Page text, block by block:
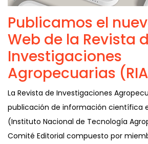
Publicamos el
Web de la Revista
Investigaciones
Agropecuarias
La Revista de Investigaciones
publicación de información científica
(Instituto Nacional de Tecnología
Comité Editorial compuesto por